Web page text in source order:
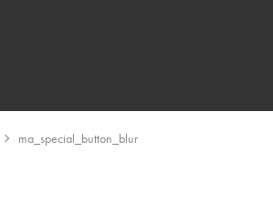
ma_special_button_blur